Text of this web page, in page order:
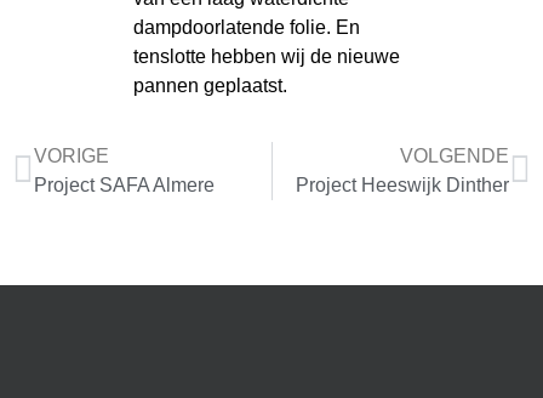
dampdoorlatende folie. En
tenslotte hebben wij de nieuwe
pannen geplaatst.
VORIGE
Project SAFA Almere
VOLGENDE
Project Heeswijk Dinther